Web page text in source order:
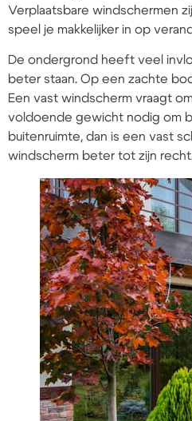
Verplaatsbare windschermen
speel je makkelijker in op
De ondergrond heeft veel
beter staan. Op een zachte
Een vast windscherm vraagt
voldoende gewicht nodig om
buitenruimte, dan is een vast
windscherm beter tot zijn